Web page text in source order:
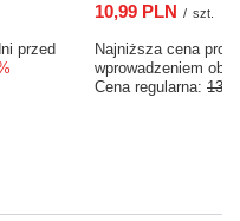
przed
10,99 PLN / szt.
Najniższa cena
wprowadzeniem
Cena regularna: